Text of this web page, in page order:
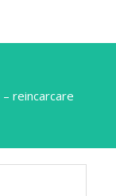
reincarcare